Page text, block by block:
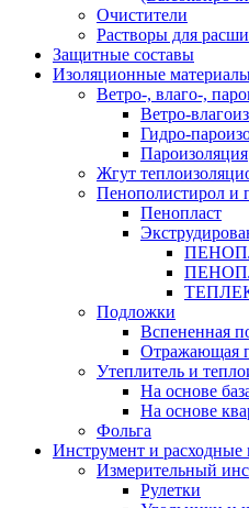
Очистители
Растворы для
Защитные составы
Изоляционные
Ветро-, влаго-,
Ветро-
Гидро-
Пароизоляция
Жгут
Пенополистирол и
Пенопласт
Подложки
Вспененная
Отражающая
Утеплитель и
На основе
На основе
Фольга
Инструмент и расходные
Измерительный
Рулетки